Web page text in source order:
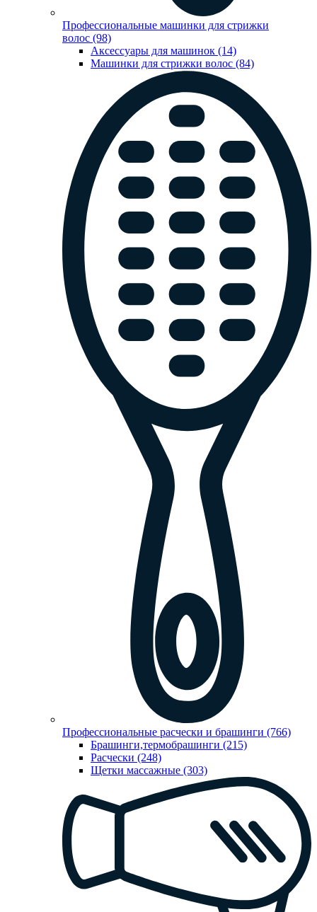
Профессиональные машинки для стрижки
волос (98)
Аксессуары для машинок (14)
Машинки для стрижки волос (84)
Профессиональные расчески и брашинги (766)
Брашинги,термобрашинги (215)
Расчески (248)
Щетки массажные (303)